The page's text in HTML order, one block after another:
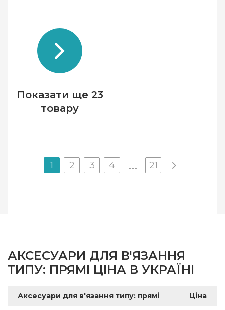
Тип спиць
Матеріал
Довжина
Показати ще 23
товару
1 2 3 4 ... 21
АКСЕСУАРИ ДЛЯ В'ЯЗАННЯ
ТИПУ: ПРЯМІ ЦІНА В УКРАЇНІ
Аксесуари для в'язання типу: прямі Ціна